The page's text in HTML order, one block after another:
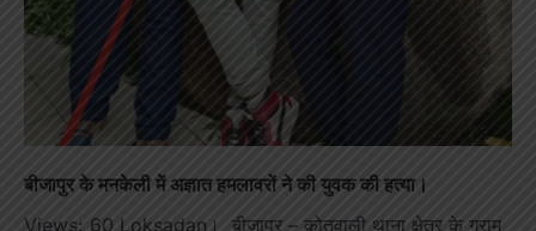
बीजापुर के मनकेली में अज्ञात हमलावरों ने की युवक की हत्या।
Views: 60 Loksadan। बीजापुर – कोतवाली थाना क्षेत्र के ग्राम